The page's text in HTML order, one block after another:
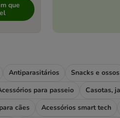
que
Antiparasitários Snacks e ossos
para passeio
cães Acessórios smart tech